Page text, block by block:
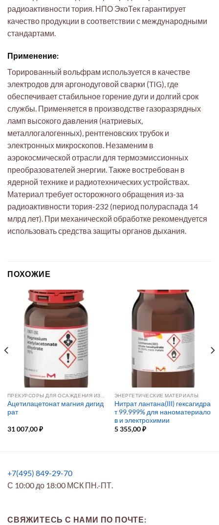
радиоактивности тория. НПО ЭкоТек гарантирует
качество продукции в соответствии с международными
стандартами.
Применение:
Торированный вольфрам используется в качестве
электродов для аргонодуговой сварки (TIG), где
обеспечивает стабильное горение дуги и долгий срок
службы. Применяется в производстве газоразрядных
ламп высокого давления (натриевых,
металлогалогенных), рентгеновских трубок и
электронных микроскопов. Незаменим в
аэрокосмической отрасли для термоэмиссионных
преобразователей энергии. Также востребован в
ядерной технике и радиотехнических устройствах.
Материал требует осторожного обращения из-за
радиоактивности тория-232 (период полураспада 14
млрд лет). При механической обработке рекомендуется
использовать средства защиты органов дыхания.
ПОХОЖИЕ
Ацетилацетонат магния дигид
рат
31 007,00₽
ЭНЕРГЕТИЧЕСКИЕ МАТЕРИАЛЫ
Нитрат лантана(III) гексагидра
т 99.999% для наноматериало
в и электрохимии
5 355,00₽
+7(495) 849-29-70
С 10:00 до 18:00 МСК ПН.-ПТ.
СВЯЖИТЕСЬ С НАМИ ПО ПОЧТЕ: